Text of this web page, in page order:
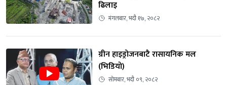
ढिलाइ
मंगलबार, भदौ १७, २०८२
ग्रीन हाइड्रोजनबाटै रासायनिक मल
(भिडियाे)
सोमबार, भदौ ०९, २०८२